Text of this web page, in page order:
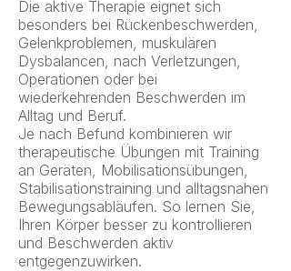
Die aktive Therapie eignet sich
besonders bei Rückenbeschwerden,
Gelenkproblemen, muskulären
Dysbalancen, nach Verletzungen,
Operationen oder bei
wiederkehrenden Beschwerden im
Alltag und Beruf.
Je nach Befund kombinieren wir
therapeutische Übungen mit Training
an Geräten, Mobilisationsübungen,
Stabilisationstraining und alltagsnahen
Bewegungsabläufen. So lernen Sie,
Ihren Körper besser zu kontrollieren
und Beschwerden aktiv
entgegenzuwirken.